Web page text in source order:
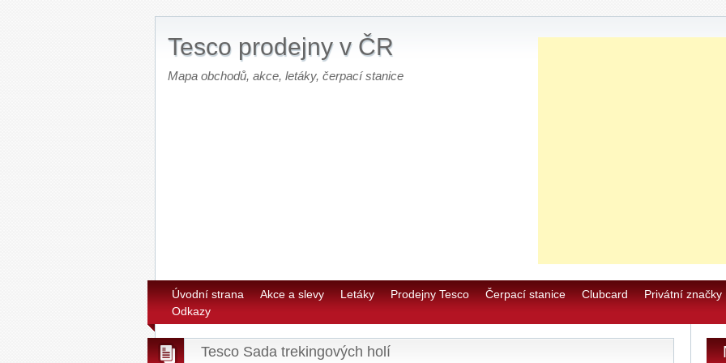
Tesco prodejny v ČR
Mapa obchodů, akce, letáky, čerpací stanice
Úvodní strana Akce a slevy Letáky Prodejny Tesco Čerpací stanice Clubcard Privátní značky
Odkazy
Tesco Sada trekingových holí